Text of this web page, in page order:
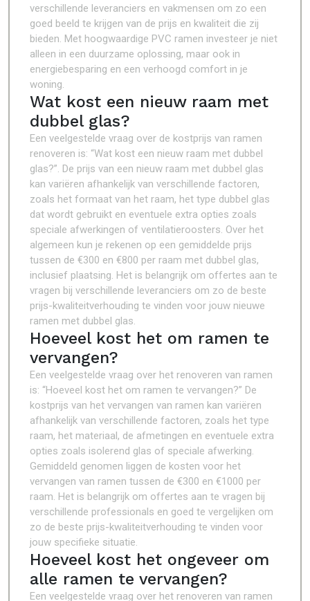
verschillende leveranciers en vakmensen om zo een
goed beeld te krijgen van de prijs en kwaliteit die zij
bieden. Met hoogwaardige PVC ramen investeer je niet
alleen in een duurzame oplossing, maar ook in
energiebesparing en een verhoogd comfort in je
woning.
Wat kost een nieuw raam met
dubbel glas?
Een veelgestelde vraag over de kostprijs van ramen
renoveren is: “Wat kost een nieuw raam met dubbel
glas?”. De prijs van een nieuw raam met dubbel glas
kan variëren afhankelijk van verschillende factoren,
zoals het formaat van het raam, het type dubbel glas
dat wordt gebruikt en eventuele extra opties zoals
speciale afwerkingen of ventilatieroosters. Over het
algemeen kun je rekenen op een gemiddelde prijs
tussen de €300 en €800 per raam met dubbel glas,
inclusief plaatsing. Het is belangrijk om offertes aan te
vragen bij verschillende leveranciers om zo de beste
prijs-kwaliteitverhouding te vinden voor jouw nieuwe
ramen met dubbel glas.
Hoeveel kost het om ramen te
vervangen?
Een veelgestelde vraag over het renoveren van ramen
is: “Hoeveel kost het om ramen te vervangen?” De
kostprijs van het vervangen van ramen kan variëren
afhankelijk van verschillende factoren, zoals het type
raam, het materiaal, de afmetingen en eventuele extra
opties zoals isolerend glas of speciale afwerking.
Gemiddeld genomen liggen de kosten voor het
vervangen van ramen tussen de €300 en €1000 per
raam. Het is belangrijk om offertes aan te vragen bij
verschillende professionals en goed te vergelijken om
zo de beste prijs-kwaliteitverhouding te vinden voor
jouw specifieke situatie.
Hoeveel kost het ongeveer om
alle ramen te vervangen?
Een veelgestelde vraag over het renoveren van ramen